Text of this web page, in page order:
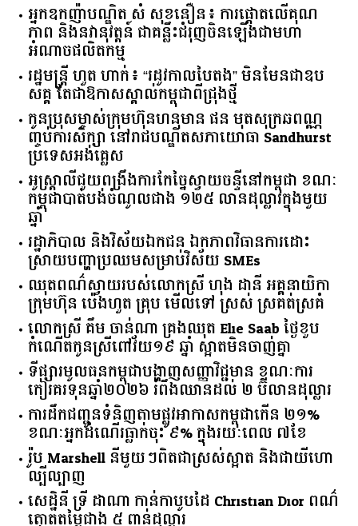
អ្នកឧកញ៉ាបណ្ឌិត សំ សុខនឿន៖ ការផ្តោតលើគុណ
ភាព និងនវានុវត្តន៍ ជាគន្លឹះជំរុញចិនឡើងជាមហា
អំណាចផលិតកម្ម
រដ្ឋមន្ត្រី ហួត ហាក់៖ “រដូវកាលបៃតង” មិនមែនជាឧប
សគ្គ តែជាឱកាសស្គាល់កម្ពុជាពីជ្រុងថ្មី
កូនប្រុសម្ចាស់ក្រុមហ៊ុនហនុមាន ផន មុតសុក្រឆពណ្ណ
ញ្ចប់ការសិក្សា នៅរាជបណ្ឌិតសភាយោធា Sandhurst
ប្រទេសអង់គ្លេស
អូស្ត្រាលី​ជួយ​ពង្រឹង​ការ​កែច្នៃ​ស្វាយចន្ទី​នៅ​កម្ពុជា​ ​ខណៈ​
កម្ពុជា​បាត់បង់​ចំណូល​ជាង​ ​១២៥​ ​លាន​ដុល្លារ​ក្នុង​មួយ​
ឆ្នាំ​
រដ្ឋាភិបាល​ ​និង​វិស័យ​ឯកជន ​ឯកភាព​វិធានការ​ដោះ
ស្រាយ​បញ្ហា​ប្រឈម​​សម្រាប់​វិស័យ​ ​SMEs​
ឈុតពណ៌ស្វាយរបស់លោកស្រី ហុង ដានី អគ្គ​នាយិកា​
ក្រុមហ៊ុន ប៉េងហួត គ្រុប មើលទៅ ស្រស់ ស្រគត់ស្រគំ
លោកស្រី គឹម ចាន់ណា គ្រងឈុត Elie Saab ថ្ងៃខួប
កំណើតកូនស្រីពៅវ័យ១៩ ឆ្នាំ ស្អាតមិនចាញ់គ្នា
ទីផ្សារ​មូលធន​កម្ពុជា​បង្ហាញ​សញ្ញា​វិជ្ជមាន​ ​ខណៈ​ការ​
កៀរគរ​ទុន​ឆ្នាំ​២០២៦​ ​រំពឹង​ឈានដល់​ ​២​ ​ប៊ីលាន​ដុល្លារ​
ការដឹកជញ្ជូនទំនិញតាមផ្លូវអាកាសកម្ពុជាកើន ២១%
ខណៈអ្នកដំណើរធ្លាក់ចុះ ៩% ក្នុងរយៈពេល ៧ខែ
រ៉ូប Marshell នីមួយៗពិតជាស្រស់ស្អាត និងជាយីហោ
ល្បីល្បាញ
សេដ្ឋិនី ទ្រី ដាណា កាន់កាបូបដៃ Christian Dior ពណ៌
ត្នោតតម្លៃជាង ៥ ពាន់ដុល្លារ